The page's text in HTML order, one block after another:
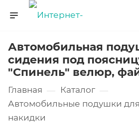
Автомобильная
сидения под
"Спинель" велюр,
Главная — Каталог —
Автомобильные подушки
накидки